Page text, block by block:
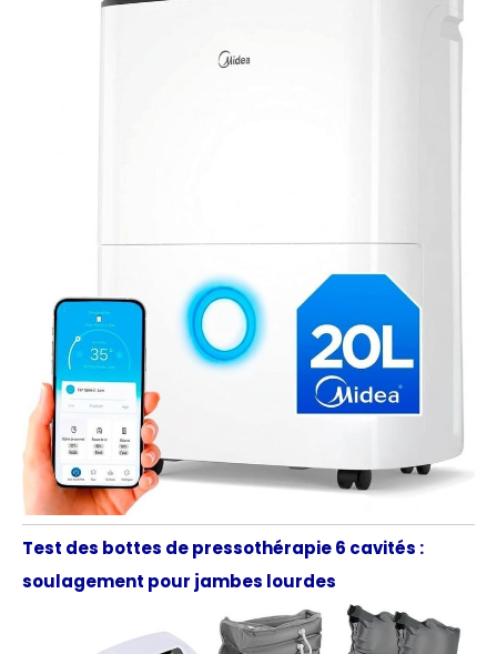
Test des bottes de pressothérapie 6 cavités :
soulagement pour jambes lourdes